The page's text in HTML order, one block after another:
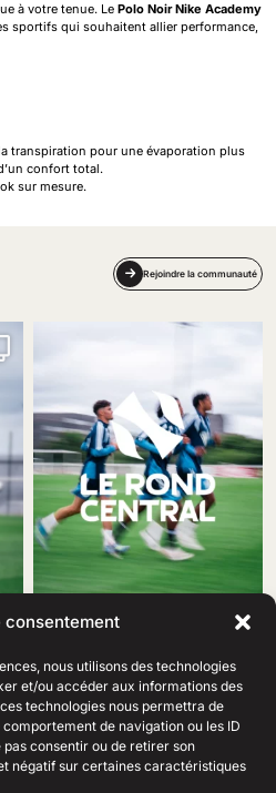
consentement
nous utilisons des technologies
et/ou accéder aux informations des
technologies nous permettra de
de navigation ou les ID
pas consentir ou de retirer son
négatif sur certaines caractéristiques
à votre tenue. Le Polo Noir Nike Academy
sportifs qui souhaitent allier performance,
transpiration pour une évaporation plus
confort total.
sur mesure.
Rejoindre la communauté